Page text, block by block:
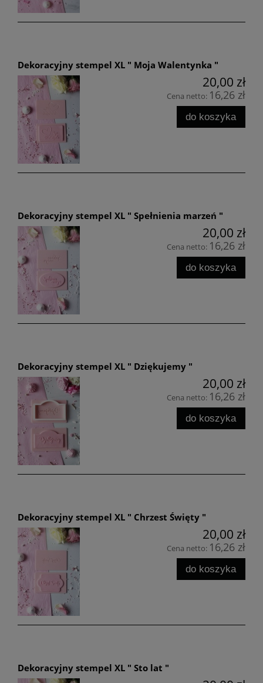
Dekoracyjny stempel XL " Moja Walentynka "
20,00 zł
Cena netto: 16,26 zł
do koszyka
Dekoracyjny stempel XL " Spełnienia marzeń "
20,00 zł
Cena netto: 16,26 zł
do koszyka
Dekoracyjny stempel XL " Dziękujemy "
20,00 zł
Cena netto: 16,26 zł
do koszyka
Dekoracyjny stempel XL " Chrzest Święty "
20,00 zł
Cena netto: 16,26 zł
do koszyka
Dekoracyjny stempel XL " Sto lat "